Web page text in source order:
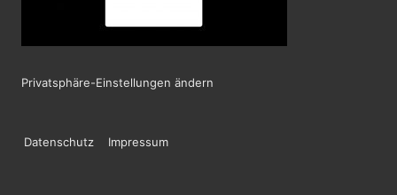
Privatsphäre-Einstellungen ändern
Footer-
Datenschutz Impressum